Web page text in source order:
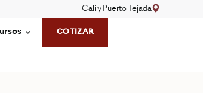
Cali y Puerto Tejada
COTIZAR